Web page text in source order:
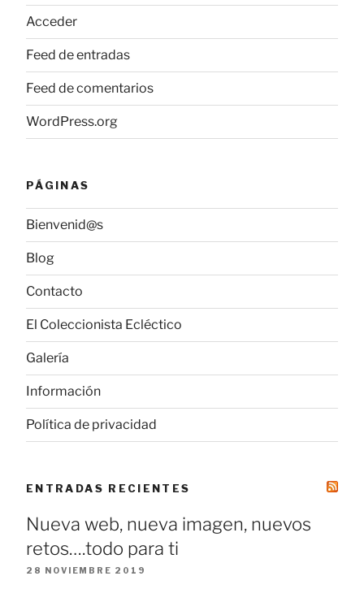
Acceder
Feed de entradas
Feed de comentarios
WordPress.org
PÁGINAS
Bienvenid@s
Blog
Contacto
El Coleccionista Ecléctico
Galería
Información
Política de privacidad
ENTRADAS RECIENTES
Nueva web, nueva imagen, nuevos
retos….todo para ti
28 NOVIEMBRE 2019